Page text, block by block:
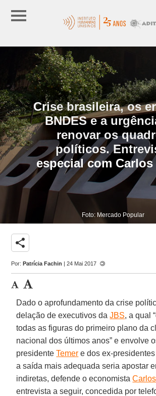
Crise brasileira, os
BNDES e a
renovar os
políticos.
especial com Carlos
Foto: Mercado Popular
share
Por:Patrícia Fachin | 24 Mai 2017
Dado o aprofundamento da crise
delação de executivos daJBS, a qual
todas as figuras do primeiro plano da
nacional dos últimos anos” e envolve
presidenteTemer e dos ex-presidentes
a saída mais adequada seria apostar
indiretas, defende o economista
entrevista a seguir, concedida por